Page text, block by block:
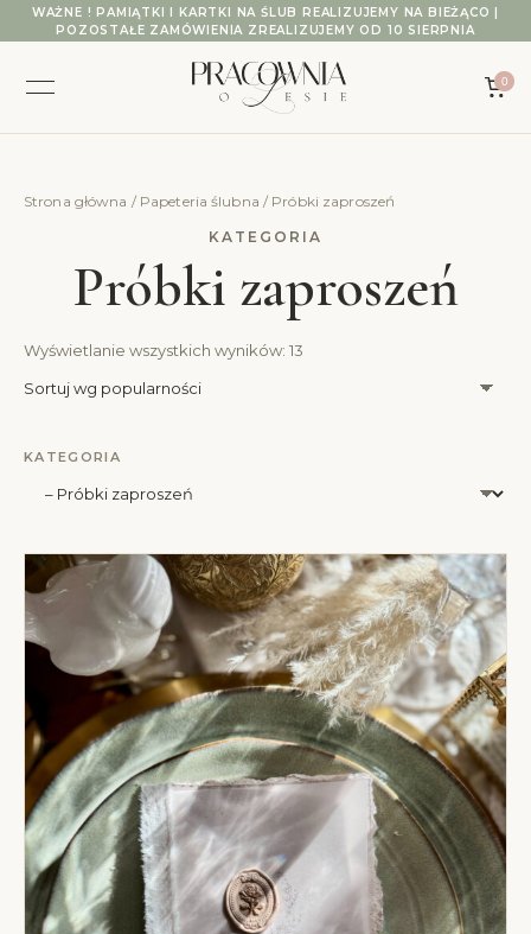
Przejdź do treści
WAŻNE ! PAMIĄTKI I KARTKI NA ŚLUB REALIZUJEMY NA BIEŻĄCO |
POZOSTAŁE ZAMÓWIENIA ZREALIZUJEMY OD 10 SIERPNIA
0
Strona główna / Papeteria ślubna / Próbki zaproszeń
Próbki zaproszeń
Wyświetlanie wszystkich wyników: 13
KATEGORIA
Wybierz kategorię produktów